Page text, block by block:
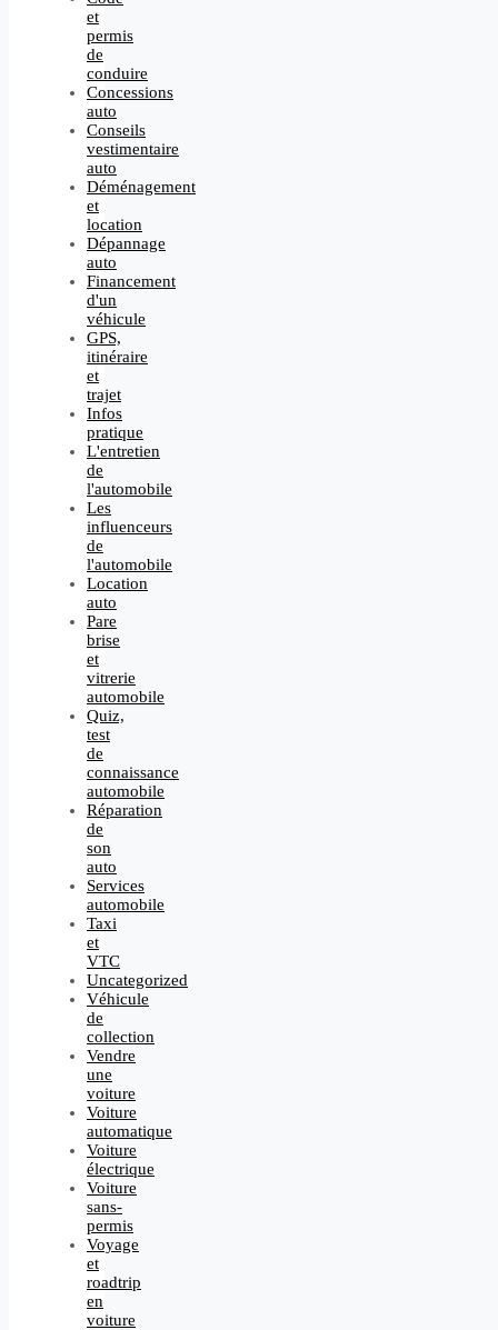
et
permis
de
conduire
Concessions
auto
Conseils
vestimentaire
auto
Déménagement
et
location
Dépannage
auto
Financement
d'un
véhicule
GPS,
itinéraire
et
trajet
Infos
pratique
L'entretien
de
l'automobile
Les
influenceurs
de
l'automobile
Location
auto
Pare
brise
et
vitrerie
automobile
Quiz,
test
de
connaissance
automobile
Réparation
de
son
auto
Services
automobile
Taxi
et
VTC
Uncategorized
Véhicule
de
collection
Vendre
une
voiture
Voiture
automatique
Voiture
électrique
Voiture
sans-
permis
Voyage
et
roadtrip
en
voiture